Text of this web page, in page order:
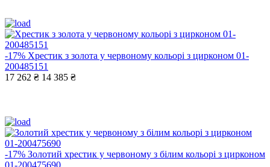
-17% Хрестик з золота у червоному кольорі з цирконом 01-
200485151
17 262 ₴ 14 385 ₴
-17% Золотий хрестик у червоному з білим кольорі з цирконом
01-200475690